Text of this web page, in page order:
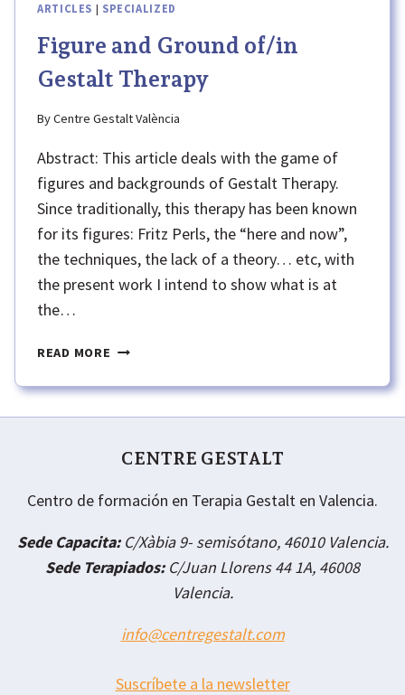
ARTICLES | SPECIALIZED
Figure and Ground of/in
Gestalt Therapy
ByCentre Gestalt València
Abstract: This article deals with the game of
figures and backgrounds of Gestalt Therapy.
Since traditionally, this therapy has been known
for its figures: Fritz Perls, the “here and now”,
the techniques, the lack of a theory… etc, with
the present work I intend to show what is at
the…
READ MORE FIGURE
OF/IN
CENTRE GESTALT
Centro de formación en Terapia Gestalt en Valencia.
Sede Capacita:C/Xàbia 9- semisótano, 46010 Valencia.
Sede Terapiados:C/Juan Llorens 44 1A, 46008
Valencia.
info@centregestalt.com
Suscríbete a la newsletter